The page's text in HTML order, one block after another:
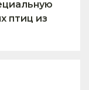
птиц из